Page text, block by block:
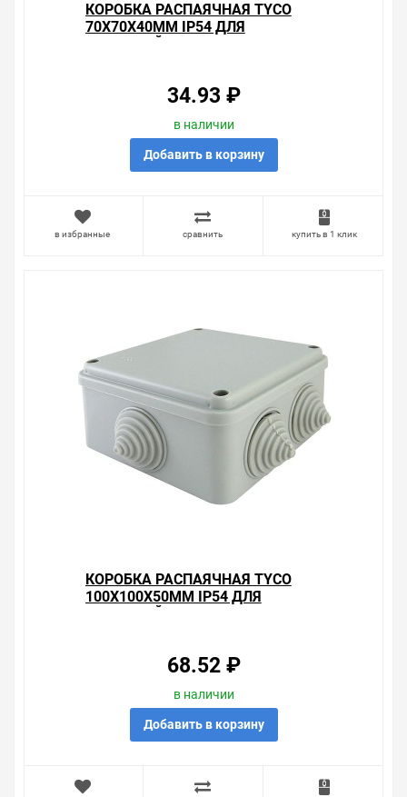
КОРОБКА РАСПАЯЧНАЯ TYCO
70Х70Х40ММ IP54 ДЛЯ
34.93 ₽
в наличии
Добавить в корзину
в избранные сравнить купить в 1 клик
КОРОБКА РАСПАЯЧНАЯ TYCO
100Х100Х50ММ IP54 ДЛЯ
68.52 ₽
в наличии
Добавить в корзину